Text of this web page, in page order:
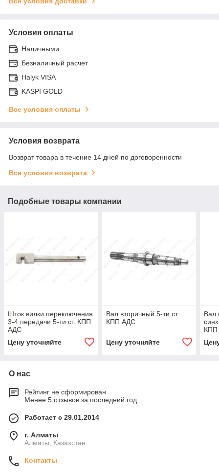
Условия оплаты
Наличными
Безналичный расчет
Halyk VISA
KASPI GOLD
Все условия оплаты
Условия возврата
Возврат товара в течение 14 дней по договоренности
Все условия возврата
Подобные товары компании
Шток вилки переключения
3-4 передачи 5-ти ст. КПП
АДС
Цену уточняйте
Вал вторичный 5-ти ст.
КПП АДС
Цену уточняйте
Вал
О нас
Рейтинг не сформирован
Менее 5 отзывов за последний год
Работает с 29.01.2014
г. Алматы
Алматы, Казахстан
Контакты